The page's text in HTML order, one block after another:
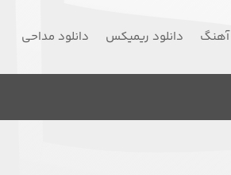
آهنگ دانلود ریمیکس دانلود مداحی